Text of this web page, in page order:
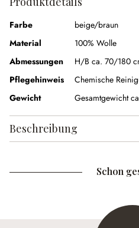
Farbe
beige/braun
Material
100% Wolle
Abmessungen
H/B ca. 70/180
Pflegehinweis
Chemische
Gewicht
Gesamtgewicht
Beschreibung
Schon